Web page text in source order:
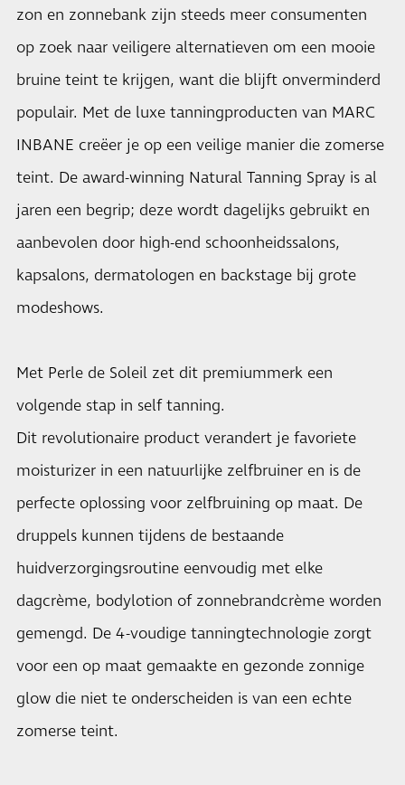
zon en zonnebank zijn steeds meer consumenten
op zoek naar veiligere alternatieven om een mooie
bruine teint te krijgen, want die blijft onverminderd
populair. Met de luxe tanningproducten van MARC
INBANE creëer je op een veilige manier die zomerse
teint. De award-winning Natural Tanning Spray is al
jaren een begrip; deze wordt dagelijks gebruikt en
aanbevolen door high-end schoonheidssalons,
kapsalons, dermatologen en backstage bij grote
modeshows.
Met Perle de Soleil zet dit premiummerk een
volgende stap in self tanning.
Dit revolutionaire product verandert je favoriete
moisturizer in een natuurlijke zelfbruiner en is de
perfecte oplossing voor zelfbruining op maat. De
druppels kunnen tijdens de bestaande
huidverzorgingsroutine eenvoudig met elke
dagcrème, bodylotion of zonnebrandcrème worden
gemengd. De 4-voudige tanningtechnologie zorgt
voor een op maat gemaakte en gezonde zonnige
glow die niet te onderscheiden is van een echte
zomerse teint.